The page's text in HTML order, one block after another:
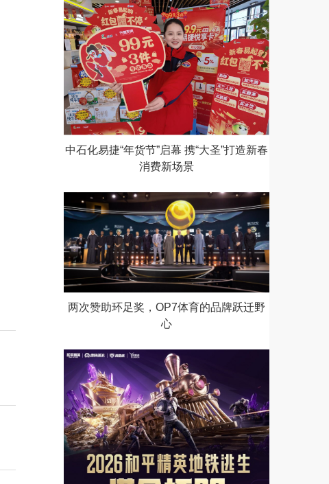
中石化易捷“年货节”启幕 携“大圣”打造新春
消费新场景
两次赞助环足奖，OP7体育的品牌跃迁野
心